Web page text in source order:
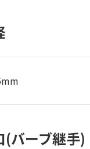
(バーブ継手)